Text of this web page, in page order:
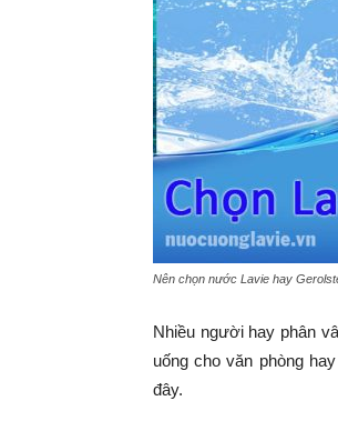
Nên chọn nước Lavie hay
Nhiều người hay phân
uống cho văn phòng
đây.